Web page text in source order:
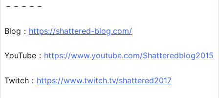
－－－－－
Blog： https://shattered-blog.com/
YouTube： https://www.youtube.com/Shatteredblog2015
Twitch： https://www.twitch.tv/shattered2017